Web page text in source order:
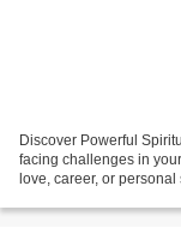
Discover Powerful
facing challenges in
love, career, or